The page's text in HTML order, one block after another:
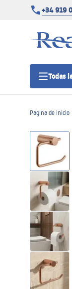
+34 919
Todas
Página de inicio